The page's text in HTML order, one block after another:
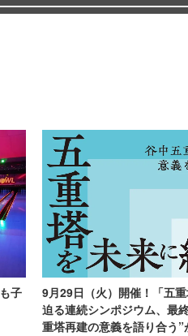
子
9月29日（火）開催！「五
迫る連続シンポジウム、最
重塔再建の意義を語り合う”